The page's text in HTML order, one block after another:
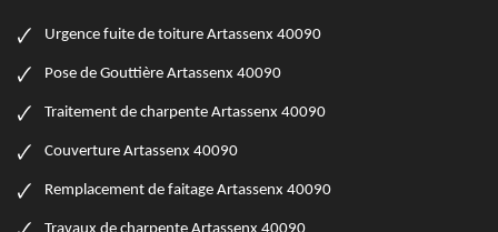
Urgence fuite de toiture Artassenx 40090
Pose de Gouttière Artassenx 40090
Traitement de charpente Artassenx 40090
Couverture Artassenx 40090
Remplacement de faitage Artassenx 40090